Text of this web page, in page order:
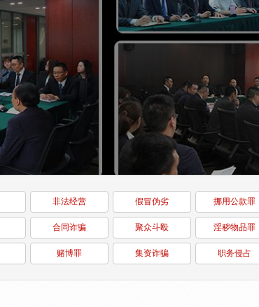
非法经营 假冒伪劣 挪用公款罪
合同诈骗 聚众斗殴 淫秽物品罪
赌博罪 集资诈骗 职务侵占